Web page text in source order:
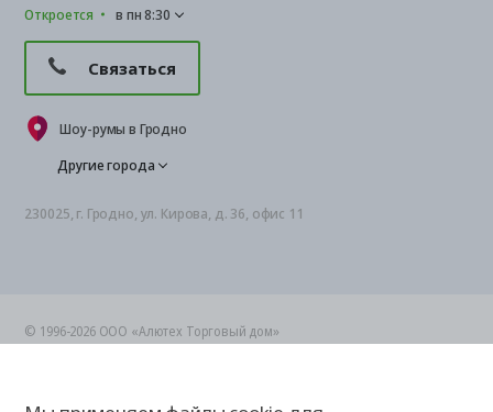
Откроется в пн 8:30
Связаться
Шоу-румы в Гродно
Другие города
230025, г. Гродно, ул. Кирова, д. 36, офис 11
© 1996-2026 ООО «Алютех Торговый дом»